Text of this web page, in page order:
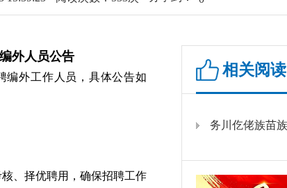
外人员公告
编外工作人员，具体公告如
、择优聘用，确保招聘工作
相关阅读